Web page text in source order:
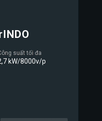
suất tối đa
kW/8000v/p